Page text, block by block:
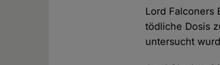
Lord Falconers
tödliche Dosis
untersucht